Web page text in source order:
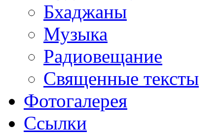
Бхаджаны
Музыка
Радиовещание
Священные тексты
Фотогалерея
Ссылки